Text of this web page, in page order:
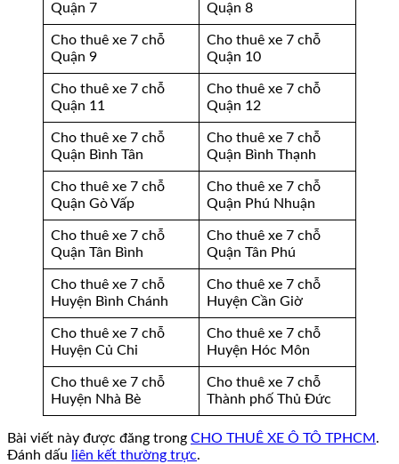
Quận 7
Quận 8
Cho thuê xe 7 chỗ
Quận 9
Cho thuê xe 7 chỗ
Quận 10
Cho thuê xe 7 chỗ
Quận 11
Cho thuê xe 7 chỗ
Quận 12
Cho thuê xe 7 chỗ
Quận Bình Tân
Cho thuê xe 7 chỗ
Quận Bình Thạnh
Cho thuê xe 7 chỗ
Quận Gò Vấp
Cho thuê xe 7 chỗ
Quận Phú Nhuận
Cho thuê xe 7 chỗ
Quận Tân Bình
Cho thuê xe 7 chỗ
Quận Tân Phú
Cho thuê xe 7 chỗ
Huyện Bình Chánh
Cho thuê xe 7 chỗ
Huyện Cần Giờ
Cho thuê xe 7 chỗ
Huyện Củ Chi
Cho thuê xe 7 chỗ
Huyện Hóc Môn
Cho thuê xe 7 chỗ
Huyện Nhà Bè
Cho thuê xe 7 chỗ
Thành phố Thủ Đức
Bài viết này được đăng trong CHO THUÊ XE Ô TÔ TPHCM .
Đánh dấu
liên kết thường trực.